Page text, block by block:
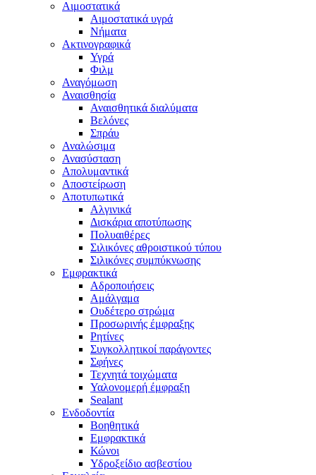
Αιμοστατικά
Αιμοστατικά υγρά
Νήματα
Ακτινογραφικά
Υγρά
Φιλμ
Αναγόμωση
Αναισθησία
Αναισθητικά διαλύματα
Βελόνες
Σπράυ
Αναλώσιμα
Ανασύσταση
Απολυμαντικά
Αποστείρωση
Αποτυπωτικά
Αλγινικά
Δισκάρια αποτύπωσης
Πολυαιθέρες
Σιλικόνες αθροιστικού τύπου
Σιλικόνες συμπύκνωσης
Εμφρακτικά
Αδροποιήσεις
Αμάλγαμα
Ουδέτερο στρώμα
Προσωρινής έμφραξης
Ρητίνες
Συγκολλητικοί παράγοντες
Σφήνες
Τεχνητά τοιχώματα
Υαλονομερή έμφραξη
Sealant
Ενδοδοντία
Βοηθητικά
Εμφρακτικά
Κώνοι
Υδροξείδιο ασβεστίου